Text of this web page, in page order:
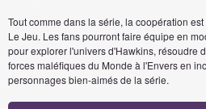
Tout comme dans la série, la coopération
Le Jeu. Les fans pourront faire équipe en
pour explorer l'univers d'Hawkins, résoudre
forces maléfiques du Monde à l'Envers en
personnages bien-aimés de la série.